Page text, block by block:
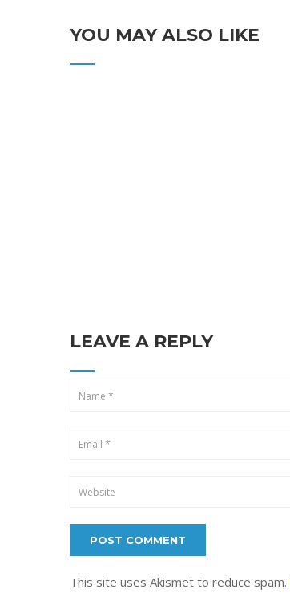
YOU MAY ALSO LIKE
LEAVE A REPLY
This site uses Akismet to reduce spam.